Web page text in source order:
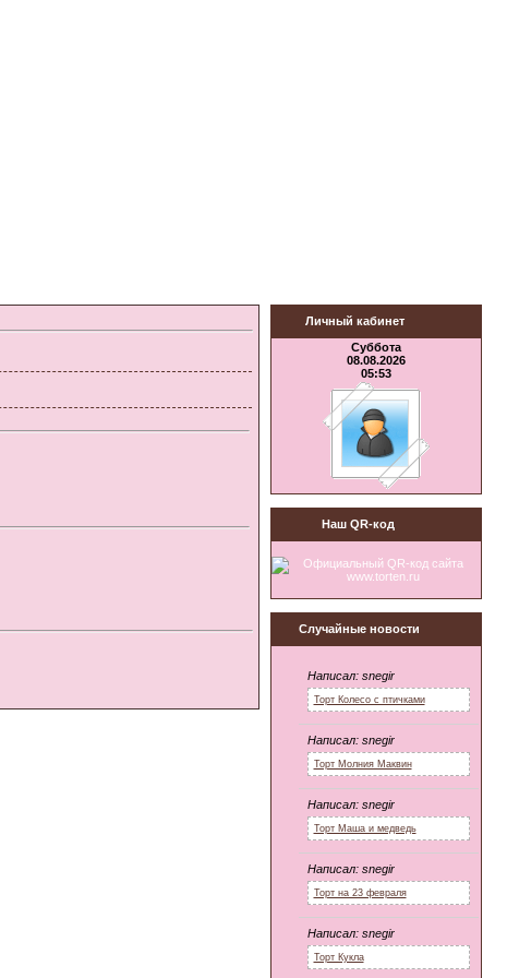
Личный кабинет
Суббота
08.08.2026
05:53
Наш QR-код
Случайные новости
Написал: snegir
Торт Колесо с птичками
Написал: snegir
Торт Молния Маквин
Написал: snegir
Торт Маша и медведь
Написал: snegir
Торт на 23 февраля
Написал: snegir
Торт Кукла